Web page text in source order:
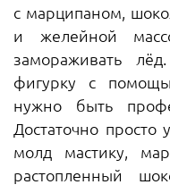
с марципаном,
и желейной
замораживать
фигурку с
нужно быть
Достаточно
молд мастику,
растопленный